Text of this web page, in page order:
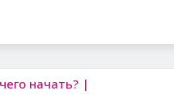
начать? |